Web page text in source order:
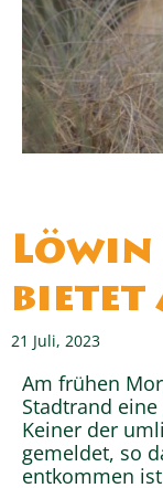
Löwin
bietet
21 Juli, 2023
Am frühen
Stadtrand
Keiner der
gemeldet, so
entkommen